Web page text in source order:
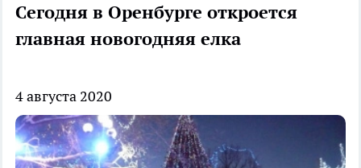
Сегодня в Оренбурге откроется
главная новогодняя елка
4 августа 2020